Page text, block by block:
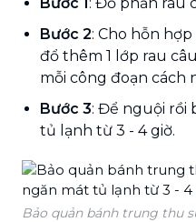
Bước 2: Cho hỗn
đổ thêm 1 lớp rau
mỗi công đoạn cách
Bước 3: Để nguội rồi
tủ lạnh từ 3 - 4 giờ.
Bảo quản bánh trung thu